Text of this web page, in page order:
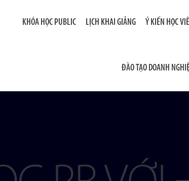
KHÓA HỌC PUBLIC LỊCH KHAI GIẢNG Ý KIẾN HỌC
ĐÀO TẠO DOANH